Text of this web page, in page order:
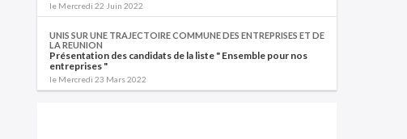
le Mercredi 22 Juin 2022
UNIS SUR UNE TRAJECTOIRE COMMUNE DES ENTREPRISES ET DE
LA REUNION
Présentation des candidats de la liste " Ensemble pour nos
entreprises "
le Mercredi 23 Mars 2022